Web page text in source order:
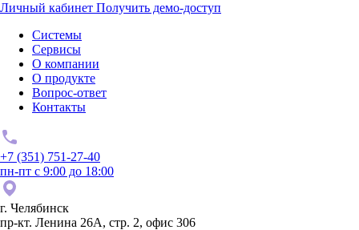
Личный кабинет Получить демо-доступ
Системы
Сервисы
О компании
О продукте
Вопрос-ответ
Контакты
+7 (351) 751-27-40
пн-пт с 9:00 до 18:00
г. Челябинск
пр-кт. Ленина 26А, стр. 2, офис 306